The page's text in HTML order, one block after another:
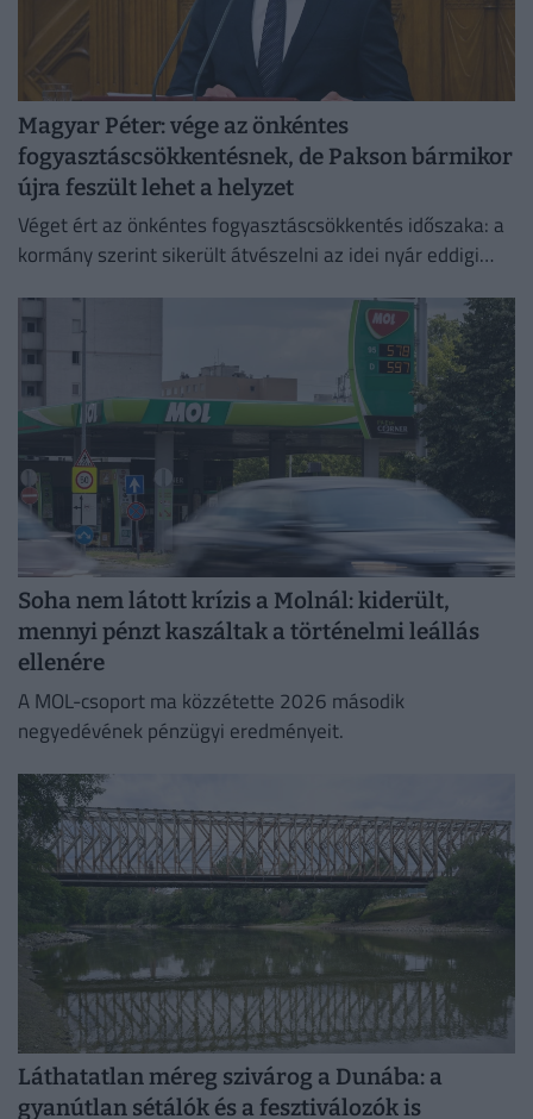
Magyar Péter: vége az önkéntes
fogyasztáscsökkentésnek, de Pakson bármikor
újra feszült lehet a helyzet
Véget ért az önkéntes fogyasztáscsökkentés időszaka: a
kormány szerint sikerült átvészelni az idei nyár eddigi
Soha nem látott krízis a Molnál: kiderült,
mennyi pénzt kaszáltak a történelmi leállás
ellenére
A MOL-csoport ma közzétette 2026 második
negyedévének pénzügyi eredményeit.
Láthatatlan méreg szivárog a Dunába: a
gyanútlan sétálók és a fesztiválozók is